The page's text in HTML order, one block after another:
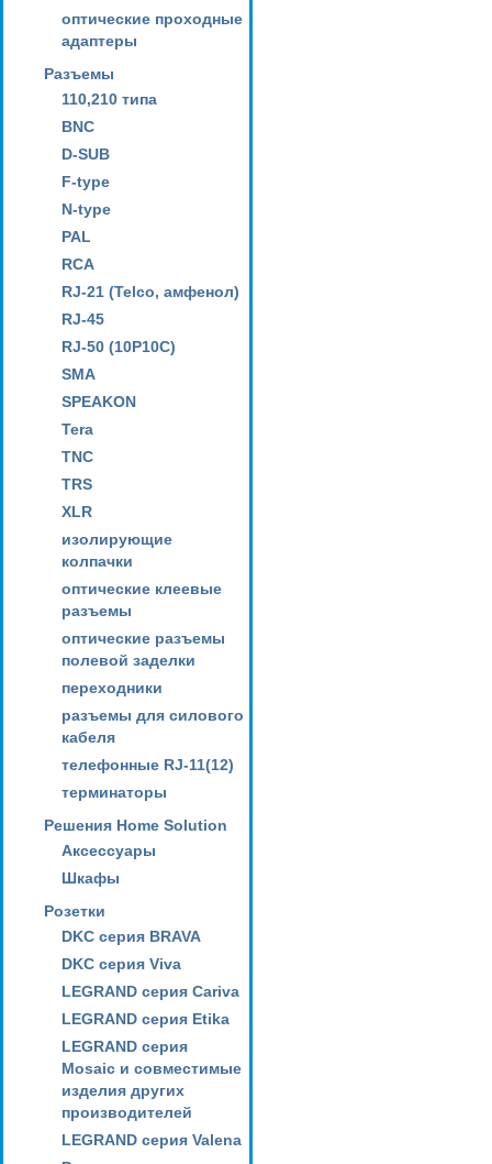
оптические проходные
адаптеры
Разъемы
110,210 типа
BNC
D-SUB
F-type
N-type
PAL
RCA
RJ-21 (Telco, амфенол)
RJ-45
RJ-50 (10P10C)
SMA
SPEAKON
Tera
TNC
TRS
XLR
изолирующие
колпачки
оптические клеевые
разъемы
оптические разъемы
полевой заделки
переходники
разъемы для силового
кабеля
телефонные RJ-11(12)
терминаторы
Решения Home Solution
Аксессуары
Шкафы
Розетки
DKC серия BRAVA
DKC серия Viva
LEGRAND серия Cariva
LEGRAND серия Etika
LEGRAND серия
Mosaic и совместимые
изделия других
производителей
LEGRAND серия Valena